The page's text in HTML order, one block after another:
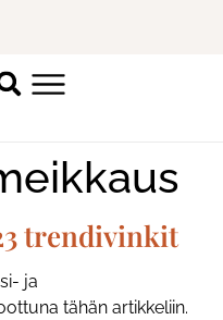
trendivinkit
ja
tähän artikkeliin.